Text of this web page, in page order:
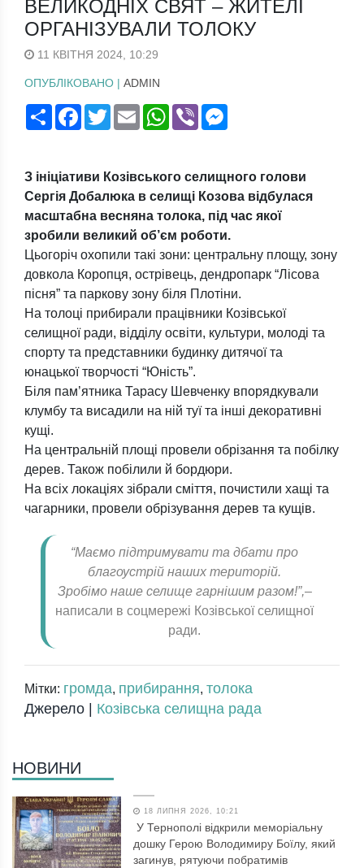
ВЕЛИКОДНІХ СВЯТ – ЖИТЕЛІ
ОРГАНІЗУВАЛИ ТОЛОКУ
11 КВІТНЯ 2024, 10:29
ОПУБЛІКОВАНО | ADMIN
ПоширитиFacebook
TwitterEmail WhatsApp
Viber
З ініціативи Козівського селищного голови
Сергія Добалюка в селищі Козова відбулася
масштабна весняна толока, під час якої
зробили великий об’єм роботи.
Цьогоріч охопили такі зони: центральну площу, зону
довкола Коропця, острівець, дендропарк “Лісова
пісня” та паркову зону біля Плотіни.
На толоці прибирали працівники Козівської
селищної ради, відділу освіти, культури, молоді та
спорту та представники будинку дитячої та
юнацької творчості “Юність”.
Біля пам’ятника Тарасу Шевченку впорядкували
клумбу та висадили на ній туї та інші декоративні
кущі.
На центральній площі провели обрізання та побілку
дерев. Також побілили й бордюри.
На всіх локаціях зібрали сміття, почистили хащі та
чагарники, провели обрізування дерев та кущів.
“Маємо підтримувати та дбати про
благоустрій наших територій.
Зробімо наше селище гарнішим разом!”,–
написали в соцмережі Козівської селищної
ради.
Мітки: громда, прибирання, толока
Джерело | Козівська селищна рада
НОВИНИ
18 ЛИПНЯ 2026, 10:21
У Тернополі відкрили меморіальну
дошку Герою Володимиру Боїлу, який
загинув, рятуючи побратимів